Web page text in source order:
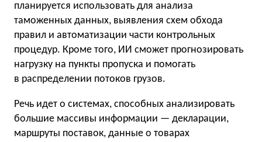
планируется использовать для анализа
таможенных данных, выявления схем обхода
правил и автоматизации части контрольных
процедур. Кроме того, ИИ сможет прогнозировать
нагрузку на пункты пропуска и помогать
в распределении потоков грузов.
Речь идет о системах, способных анализировать
большие массивы информации — декларации,
маршруты поставок, данные о товарах